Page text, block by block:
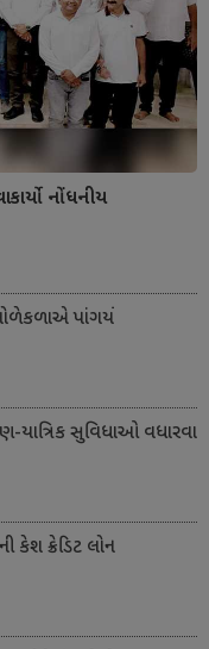
નોંધનીય
પાંગર્યો
યાત્રિક સુવિધાઓ વધારવા
કેશ ક્રેડિટ લોન